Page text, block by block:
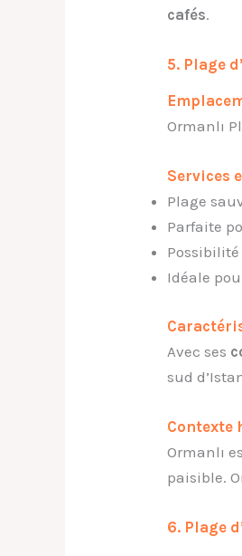
cafés.
5. Plage
Ormanlı
Services
Plage
Parfaite
Possibilité
Idéale
Avec ses
sud
Contexte
Ormanlı
paisible.
6. Plage